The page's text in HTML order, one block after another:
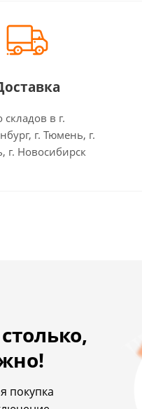
складов в г.
г. Тюмень, г.
г. Новосибирск
покупка